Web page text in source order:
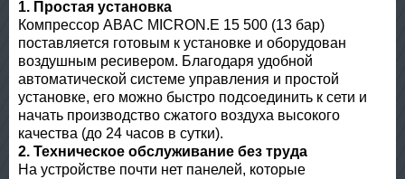
1. Простая установка
Компрессор ABAC MICRON.E 15 500 (13 бар)
поставляется готовым к установке и оборудован
воздушным ресивером. Благодаря удобной
автоматической системе управления и простой
установке, его можно быстро подсоединить к сети и
начать производство сжатого воздуха высокого
качества (до 24 часов в сутки).
2. Техническое обслуживание без труда
На устройстве почти нет панелей, которые